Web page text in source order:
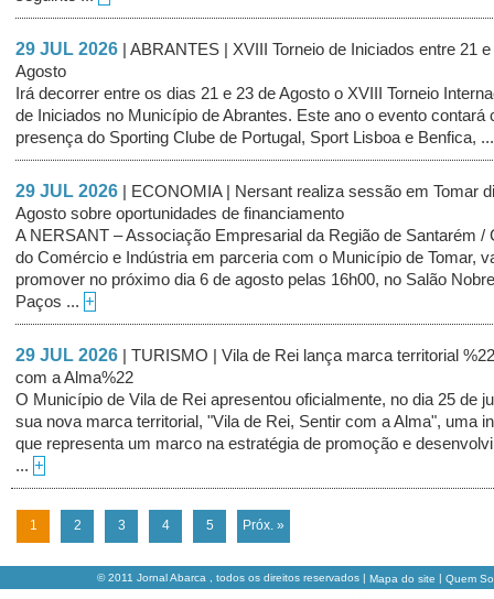
29 JUL 2026
| ABRANTES | XVIII Torneio de Iniciados entre 21
Agosto
Irá decorrer entre os dias 21 e 23 de Agosto o XVIII Torneio
de Iniciados no Município de Abrantes. Este ano o evento contará
presença do Sporting Clube de Portugal, Sport Lisboa e Benfica,
29 JUL 2026
| ECONOMIA | Nersant realiza sessão em Tomar
Agosto sobre oportunidades de financiamento
A NERSANT – Associação Empresarial da Região de Santarém /
do Comércio e Indústria em parceria com o Município de Tomar,
promover no próximo dia 6 de agosto pelas 16h00, no Salão
Paços ... +
29 JUL 2026
| TURISMO | Vila de Rei lança marca territorial
com a Alma%22
O Município de Vila de Rei apresentou oficialmente, no dia 25 de
sua nova marca territorial, "Vila de Rei, Sentir com a Alma", uma
que representa um marco na estratégia de promoção e
... +
1 2 3 4 5 Próx. »
© 2011 Jornal Abarca , todos os direitos reservados | Mapa do site | Quem